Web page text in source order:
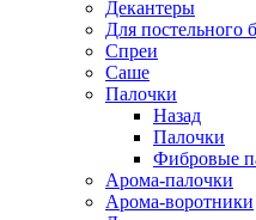
Декантеры
Для постельного
Спреи
Саше
Палочки
Назад
Палочки
Фибровые
Арома-палочки
Арома-воротники